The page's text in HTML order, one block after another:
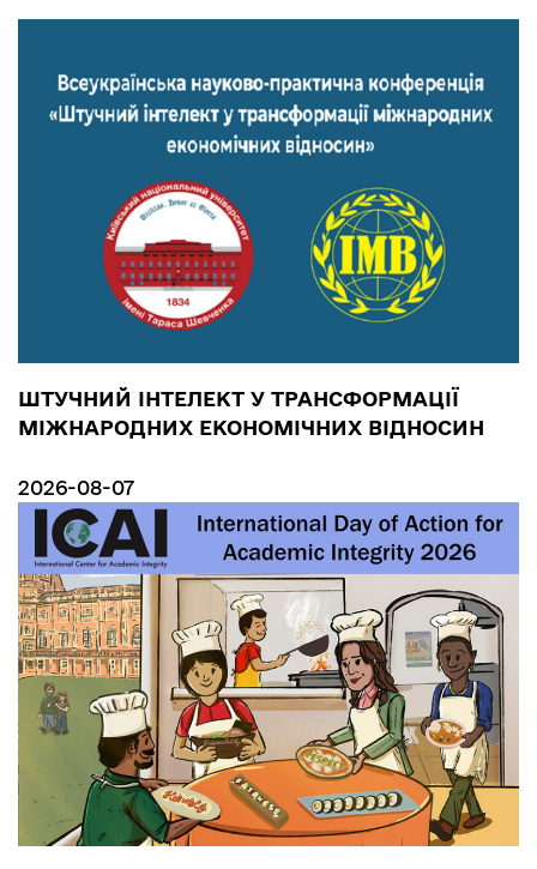
ШТУЧНИЙ ІНТЕЛЕКТ У ТРАНСФОРМАЦІЇ
МІЖНАРОДНИХ ЕКОНОМІЧНИХ ВІДНОСИН
2026-08-07